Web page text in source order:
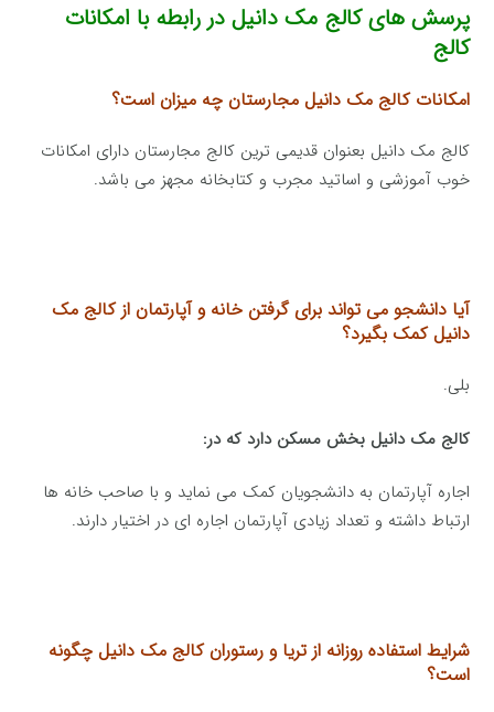
پرسش های کالج مک دانیل در رابطه با امکانات
کالج
امکانات کالج مک دانیل مجارستان چه میزان است؟
کالج مک دانیل بعنوان قدیمی ترین کالج مجارستان دارای امکانات
خوب آموزشی و اساتید مجرب و کتابخانه مجهز می باشد.
آیا دانشجو می تواند برای گرفتن خانه و آپارتمان از کالج مک
دانیل کمک بگیرد؟
بلی.
کالج مک دانیل بخش مسکن دارد که در:
اجاره آپارتمان به دانشجویان کمک می نماید و با صاحب خانه ها
ارتباط داشته و تعداد زیادی آپارتمان اجاره ای در اختیار دارند.
شرایط استفاده روزانه از تریا و رستوران کالج مک دانیل چگونه
است؟